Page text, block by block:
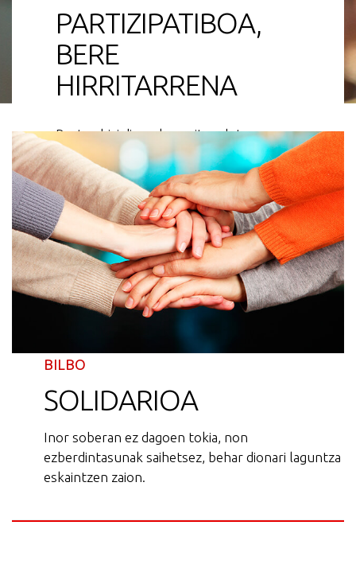
PARTIZIPATIBOA,
BERE
HIRRITARRENA
Bertan bizi diren, lan egiten duten
eta Bilbao maite duten gizon-
emakume guztiona.
BILBO
SOLIDARIOA
Inor soberan ez dagoen tokia, non
ezberdintasunak saihetsez, behar dionari laguntza
eskaintzen zaion.